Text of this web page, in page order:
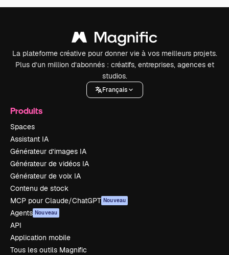
La plateforme créative pour donner vie à vos meilleurs projets.
Plus d’un million d’abonnés : créatifs, entreprises, agences et
studios.
Français
Produits
Spaces
Assistant IA
Générateur d’images IA
Générateur de vidéos IA
Générateur de voix IA
Contenu de stock
MCP pour Claude/ChatGPT Nouveau
Agents Nouveau
API
Application mobile
Tous les outils Magnific